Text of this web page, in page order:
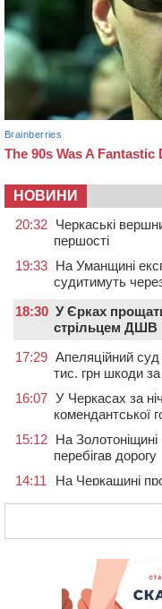
НОВИНИ
20:32 Черкаські
першості
19:33 На Уманщині
судитимуть
18:30 У Єрках
стрільцем ДШВ
17:29 Апеляційний
тис. грн шкоди
16:07 У Черкасах за
комендантської
15:12 На
перебігав дорогу
14:11
На Черкащині
У Смілі біля
загинула жінка
У Черкасах
п’ятиповерховий
Не вистачає